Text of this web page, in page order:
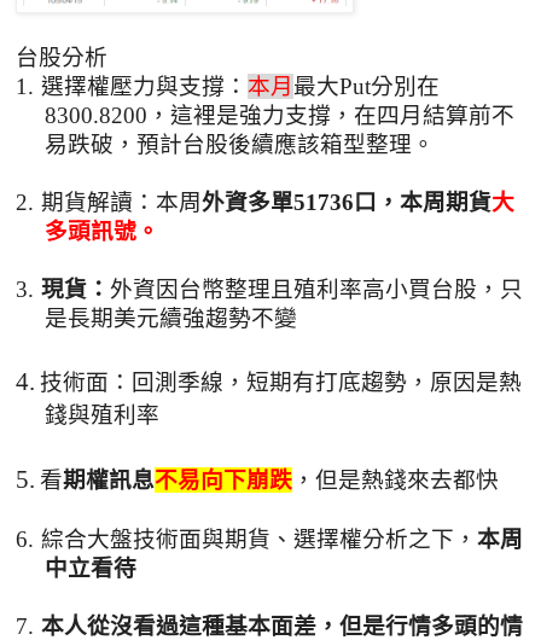
台股分析
1. 選擇權壓力與支撐： 本月 最大Put分別在
8300.8200 ，這裡是強力支撐 ， 在四月結算前不
易跌破 ， 預計台股後續應該箱型整理 。
2. 期貨解讀：本周外資多單51736口，本周期貨大
多頭訊號。
3. 現貨： 外資因台幣整理且殖利率高小買台股，只
是長期美元續強趨勢不變
4. 技術面：回測季線 ，短期有打底趨勢， 原因是熱
錢與殖利率
5. 看期權訊息不易向下崩跌 ， 但是熱錢來去都快
6. 綜合大盤技術面與期貨、選擇權分析之下 ， 本周
中立看待
7. 本人從沒看過這種基本面差 ， 但是行情多頭的情